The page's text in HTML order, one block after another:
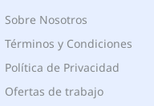
Sobre Nosotros
Términos y Condiciones
Política de Privacidad
Ofertas de trabajo